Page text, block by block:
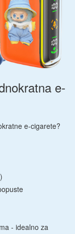
e-
e-cigarete?
- idealno za